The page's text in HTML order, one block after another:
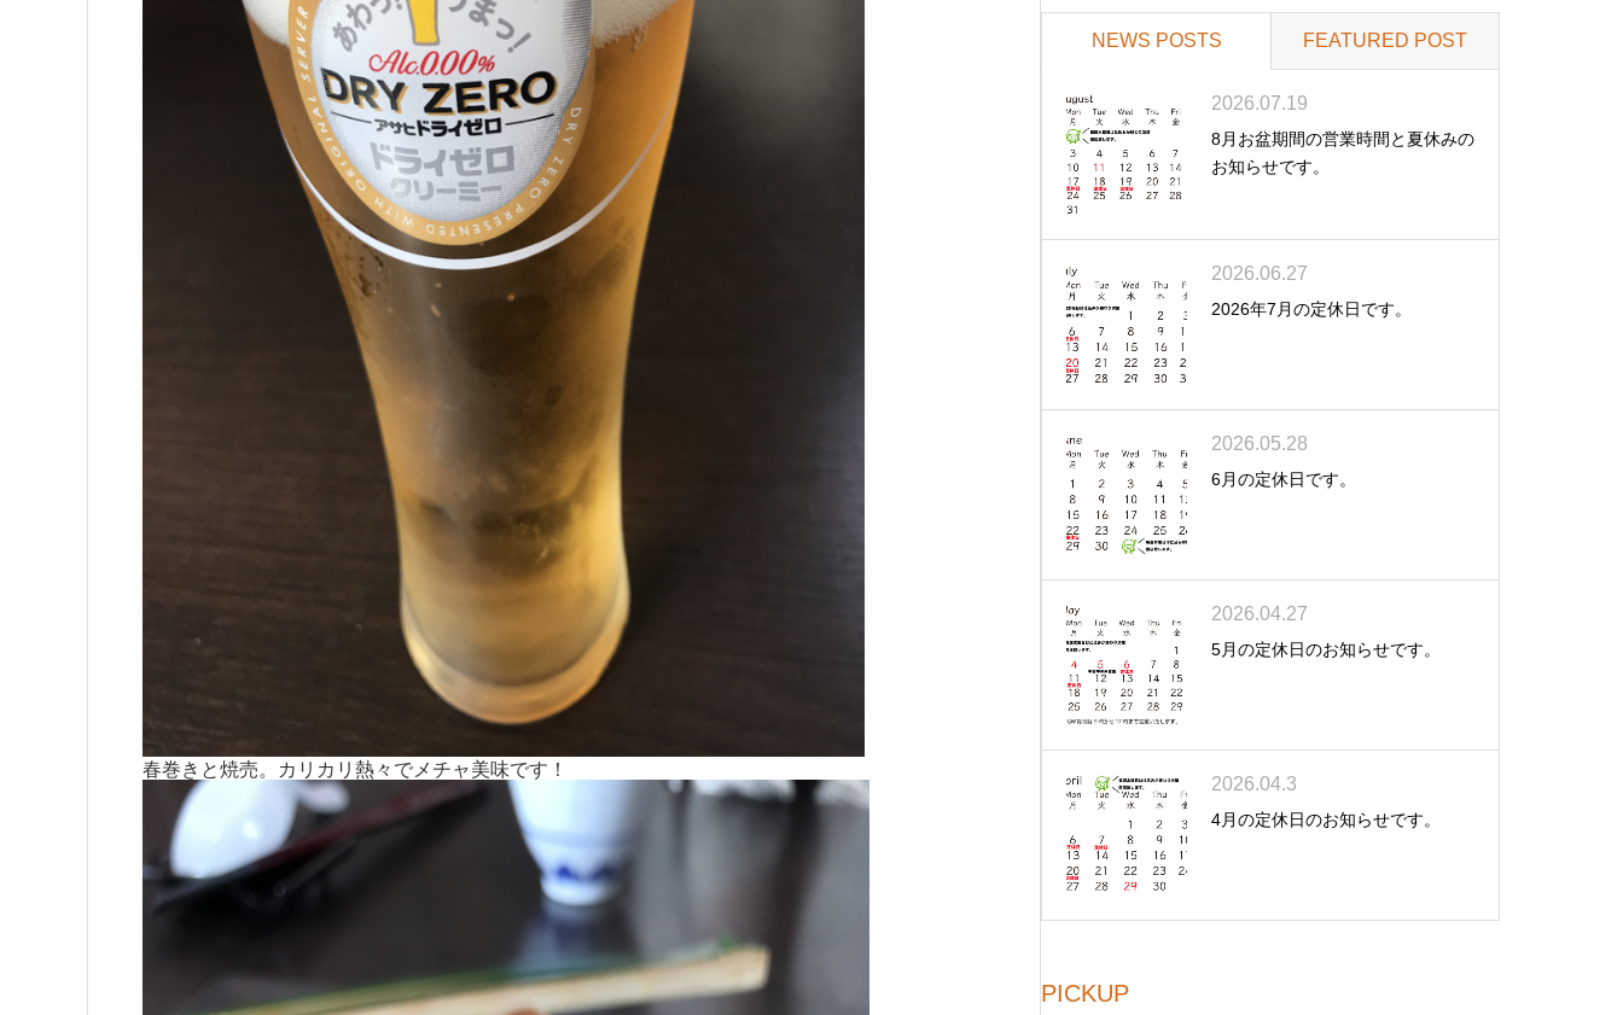
春巻きと焼売。カリカリ熱々でメチャ美味です！
NEWS POSTS FEATURED POST
2026.07.19
8月お盆期間の営業時間と夏休みの
お知らせです。
2026.06.27
2026年7月の定休日です。
2026.05.28
6月の定休日です。
2026.04.27
5月の定休日のお知らせです。
2026.04.3
4月の定休日のお知らせです。
PICKUP